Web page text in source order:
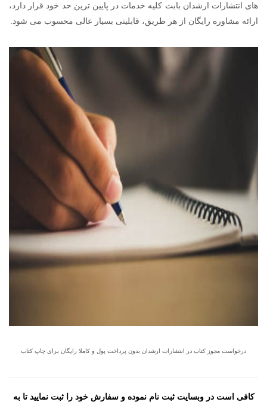
های انتشارات ارشدان بابت کلیه خدمات در پایین ترین حد خود قرار دارد،
ارائه مشاوره رایگان از هر طریق، قابلیتی بسیار عالی محسوب می شود.
درخواست مجوز کتاب در انتشارات ارشدان بدون پرداخت پول و کاملا رایگان برای چاپ کتاب
کافی است در وبسایت ثبت نام نموده و سفارش خود را ثبت نمایید تا به